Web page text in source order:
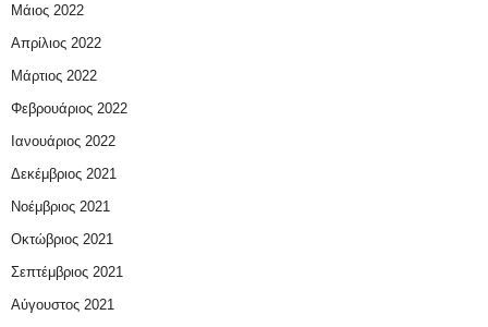
Μάιος 2022
Απρίλιος 2022
Μάρτιος 2022
Φεβρουάριος 2022
Ιανουάριος 2022
Δεκέμβριος 2021
Νοέμβριος 2021
Οκτώβριος 2021
Σεπτέμβριος 2021
Αύγουστος 2021